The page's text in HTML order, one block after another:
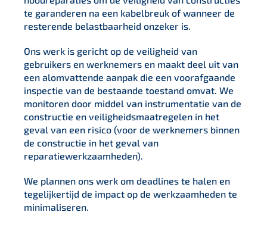
te garanderen na een kabelbreuk of wanneer de
resterende belastbaarheid onzeker is.
Ons werk is gericht op de veiligheid van
gebruikers en werknemers en maakt deel uit van
een alomvattende aanpak die een voorafgaande
inspectie van de bestaande toestand omvat. We
monitoren door middel van instrumentatie van de
constructie en veiligheidsmaatregelen in het
geval van een risico (voor de werknemers binnen
de constructie in het geval van
reparatiewerkzaamheden).
We plannen ons werk om deadlines te halen en
tegelijkertijd de impact op de werkzaamheden te
minimaliseren.